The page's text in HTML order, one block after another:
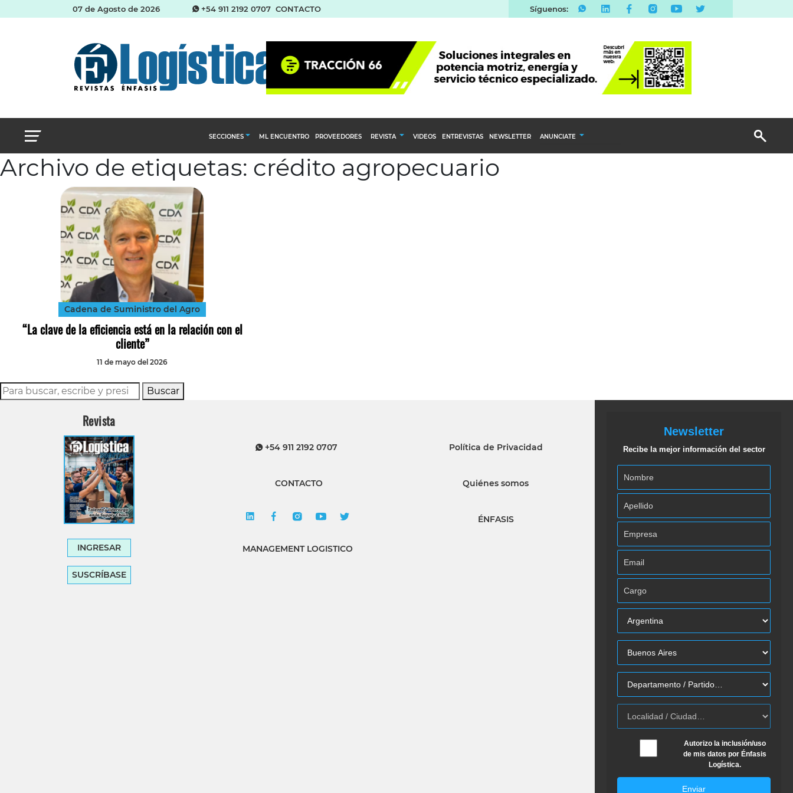
07 de Agosto de 2026 +54 911 2192 0707 CONTACTO Síguenos:
SECCIONES
Abastecimiento y compras
ML ENCUENTRO PROVEEDORES REVISTA
Calendario Editorial
Ediciones Anteriores
VIDEOS ENTREVISTAS NEWSLETTER ANUNCIATE
Archivo de etiquetas: crédito agropecuario
Cadena de Suministro del Agro
“La clave de la eficiencia está en la relación con el
cliente”
11 de mayo del 2026
Buscar
Revista
INGRESAR
SUSCRÍBASE
+54 911 2192 0707
CONTACTO
MANAGEMENT LOGISTICO
Política de Privacidad
Quiénes somos
ÉNFASIS
Newsletter
Recibe la mejor información del sector
Autorizo la inclusión/uso
de mis datos por Énfasis
Logística.
Enviar